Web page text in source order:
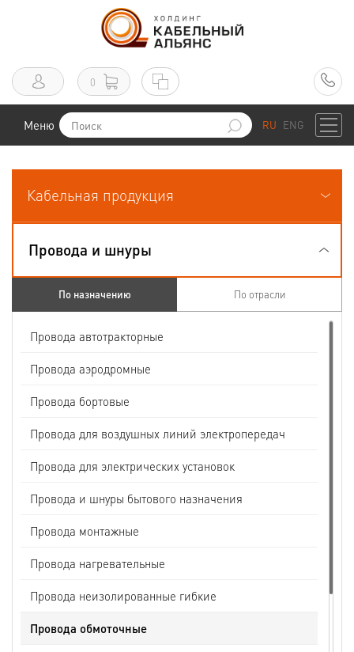
0
Меню RU ENG
Кабельная продукция
Провода и шнуры
По назначению По отрасли
Провода автотракторные
Провода аэродромные
Провода бортовые
Провода для воздушных линий электропередач
Провода для электрических установок
Провода и шнуры бытового назначения
Провода монтажные
Провода нагревательные
Провода неизолированные гибкие
Провода обмоточные